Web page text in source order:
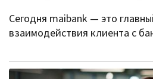
Сегодня maibank — это
взаимодействия клиента с